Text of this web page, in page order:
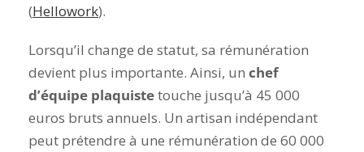
(Hellowork).
Lorsqu’il change de statut, sa rémunération
devient plus importante. Ainsi, un chef
d’équipe plaquistetouche jusqu’à 45 000
euros bruts annuels. Un artisan indépendant
peut prétendre à une rémunération de 60 000